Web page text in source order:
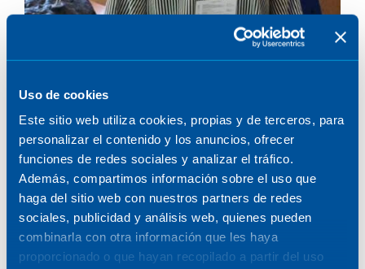
Uso de cookies
Este sitio web utiliza cookies, propias y de terceros, para
personalizar el contenido y los anuncios, ofrecer
funciones de redes sociales y analizar el tráfico.
Además, compartimos información sobre el uso que
haga del sitio web con nuestros partners de redes
sociales, publicidad y análisis web, quienes pueden
combinarla con otra información que les haya
proporcionado o que hayan recopilado a partir del uso
Patricia Martínez Mediavilla:
‘Sener offered me the chance to
take on new challenges’
THE MIND BEHIND THE PROJECT
May 29, 2026